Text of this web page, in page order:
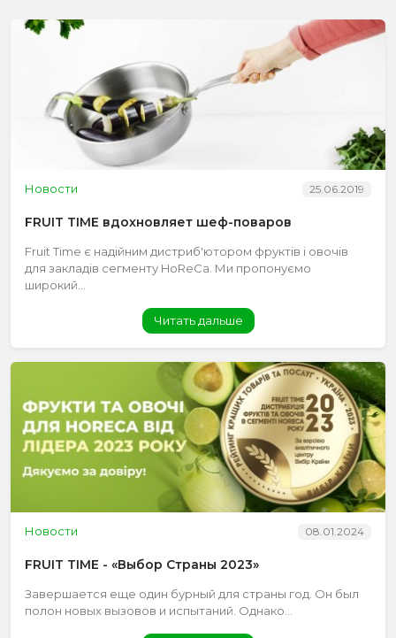
Новости 25.06.2019
FRUIT TIME вдохновляет шеф-поваров
Fruit Time є надійним дистриб'ютором фруктів і овочів
для закладів сегменту HoReCa. Ми пропонуємо
широкий...
Читать дальше
Новости 08.01.2024
FRUIT TIME - «Выбор Страны 2023»
Завершается еще один бурный для страны год. Он был
полон новых вызовов и испытаний. Однако...